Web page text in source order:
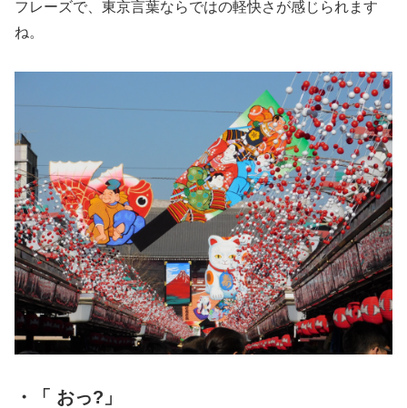
フレーズで、東京言葉ならではの軽快さが感じられます
ね。
・「 おっ?」